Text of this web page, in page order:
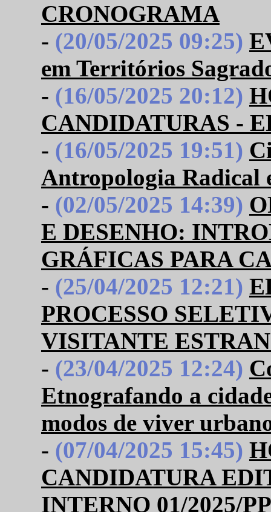
CRONOGRAMA
- (20/05/2025 09:25)
em Territórios
- (16/05/2025 20:12)
CANDIDATURAS -
- (16/05/2025 19:51)
Antropologia Radical
- (02/05/2025 14:39)
E DESENHO:
GRÁFICAS PARA
- (25/04/2025 12:21)
PROCESSO
VISITANTE
- (23/04/2025 12:24)
Etnografando a
modos de viver
- (07/04/2025 15:45)
CANDIDATURA
INTERNO 01/2025/